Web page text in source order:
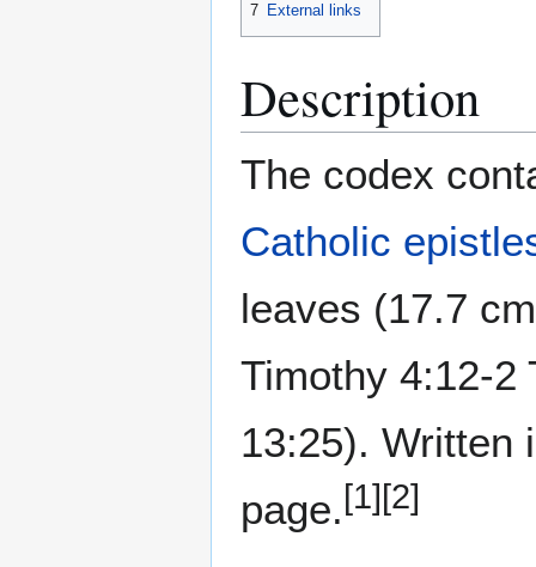
7 External links
Description
The codex
Catholic
leaves (17.7
Timothy 4:12-2
13:25). Written
page. [1] [2]